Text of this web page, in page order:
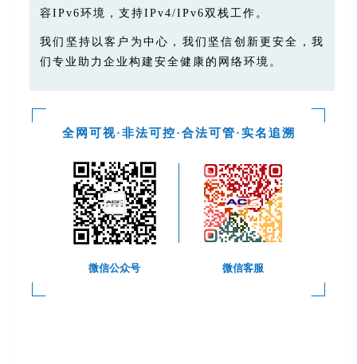
容IPv6环境，支持IPv4/IPv6双栈工作。
我们坚持以客户为中心，我们坚信创新更安全，我
们专业助力企业构建安全健康的网络环境。
全网可视·非法可控·合法可管·实名追溯
微信公众号 微信客服